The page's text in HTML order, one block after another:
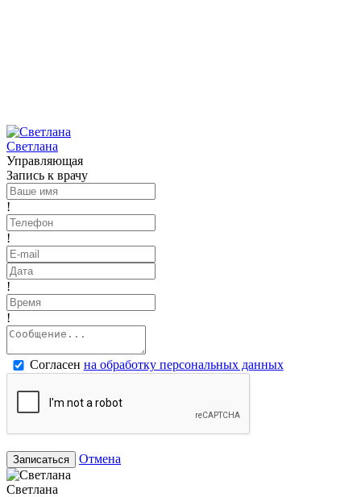
Светлана
Управляющая
Запись к врачу
!
!
!
!
Согласен на обработку персональных данных
Записаться Отмена
Светлана